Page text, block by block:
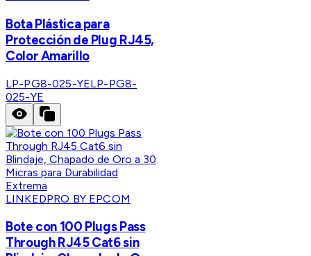
Bota Plástica para
Protección de Plug RJ45,
Color Amarillo
LP-PG8-025-YELP-PG8-
025-YE
LINKEDPRO BY EPCOM
Bote con 100 Plugs Pass
Through RJ45 Cat6 sin